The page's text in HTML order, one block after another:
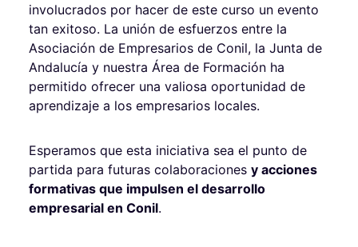
involucrados por hacer de este curso un evento
tan exitoso. La unión de esfuerzos entre la
Asociación de Empresarios de Conil, la Junta de
Andalucía y nuestra Área de Formación ha
permitido ofrecer una valiosa oportunidad de
aprendizaje a los empresarios locales.
Esperamos que esta iniciativa sea el punto de
partida para futuras colaboraciones y acciones
formativas que impulsen el desarrollo
empresarial en Conil.